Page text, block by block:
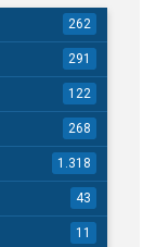
262
291
122
268
1.318
43
11